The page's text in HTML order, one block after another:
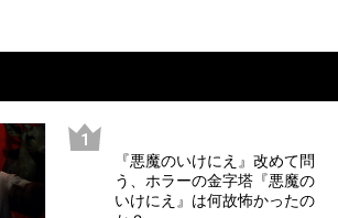
『悪魔のいけにえ』改めて問
う、ホラーの金字塔『悪魔の
いけにえ』は何故怖かったの